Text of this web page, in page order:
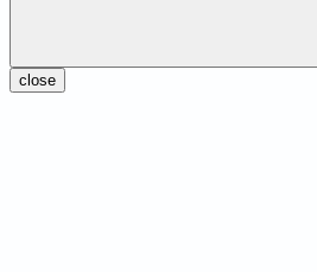
close